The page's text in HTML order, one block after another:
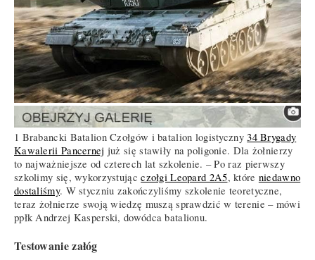
1 Brabancki Batalion Czołgów i batalion logistyczny34 Brygady
Kawalerii Pancernej już się stawiły na poligonie. Dla żołnierzy
to najważniejsze od czterech lat szkolenie. – Po raz pierwszy
szkolimy się, wykorzystującczołgi Leopard 2A5, które niedawno
dostaliśmy. W styczniu zakończyliśmy szkolenie teoretyczne,
teraz żołnierze swoją wiedzę muszą sprawdzić w terenie – mówi
ppłk Andrzej Kasperski, dowódca batalionu.
Testowanie załóg